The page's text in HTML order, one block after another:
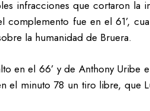
infracciones que cortaron la
complemento fue en el 61’,
la humanidad de Bruera.
en el 66’ y de Anthony Uribe
el minuto 78 un tiro libre, que